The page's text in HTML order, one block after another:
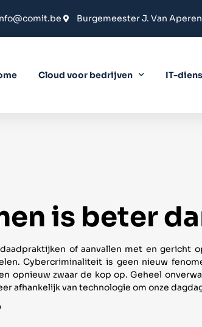
Burgemeester J. Van
Cloud voor bedrijven IT-
is beter
of aanvallen met en gericht
Cybercriminaliteit is geen nieuw
opnieuw zwaar de kop op. Geheel
afhankelijk van technologie om onze